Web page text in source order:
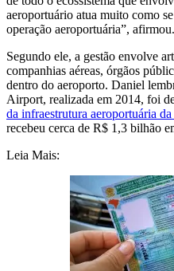
aeroportuário atua muito como
operação aeroportuária”, afirmou.
Segundo ele, a gestão envolve
companhias aéreas, órgãos
dentro do aeroporto. Daniel
Airport, realizada em 2014, foi
da infraestrutura aeroportuária
recebeu cerca de R$ 1,3 bilhão
Leia Mais: